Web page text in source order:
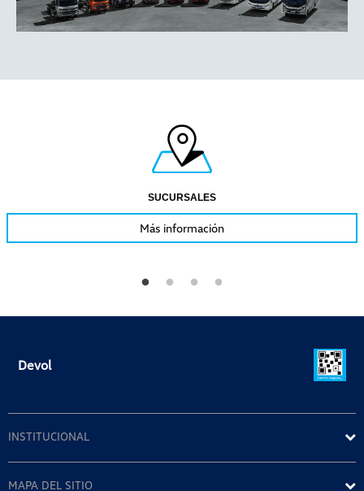
SUCURSALES
Más información
Devol
INSTITUCIONAL
MAPA DEL SITIO